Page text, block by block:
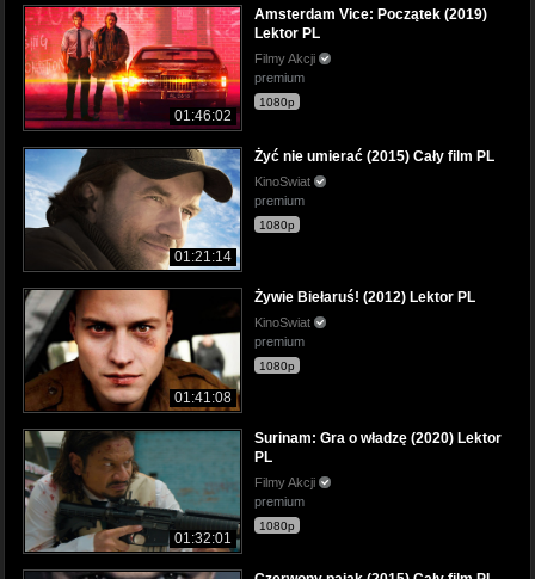
01:46:02
Amsterdam Vice: Początek (2019)
Lektor PL
Filmy Akcji
premium
1080p
01:21:14
Żyć nie umierać (2015) Cały film PL
KinoSwiat
premium
1080p
01:41:08
Żywie Biełaruś! (2012) Lektor PL
KinoSwiat
premium
1080p
01:32:01
Surinam: Gra o władzę (2020) Lektor
PL
Filmy Akcji
premium
1080p